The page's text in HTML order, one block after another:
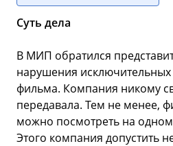
Суть дела
В МИП обратился
нарушения
фильма. Компания никому
передавала. Тем не менее,
можно посмотреть на одном
Этого компания допустить